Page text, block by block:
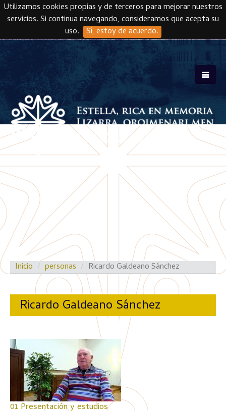
Utilizamos cookies propias y de terceros para mejorar nuestros
servicios. Si continua navegando, consideramos que acepta su
uso. Sí, estoy de acuerdo.
Skip to main content
Inicio personas Ricardo Galdeano Sánchez
Ricardo Galdeano Sánchez
01 Presentación y estudios